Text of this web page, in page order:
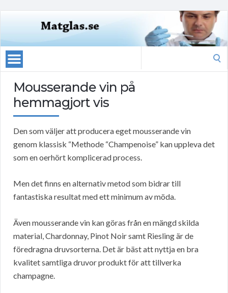
Mousserande vin på
hemmagjort vis
Den som väljer att producera eget mousserande vin
genom klassisk “Methode “Champenoise” kan uppleva det
som en oerhört komplicerad process.
Men det finns en alternativ metod som bidrar till
fantastiska resultat med ett minimum av möda.
Även mousserande vin kan göras från en mängd skilda
material, Chardonnay, Pinot Noir samt Riesling är de
föredragna druvsorterna. Det är bäst att nyttja en bra
kvalitet samtliga druvor produkt för att tillverka
champagne.